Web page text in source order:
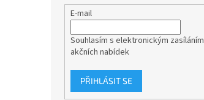
E-mail
Souhlasím s elektronickým zasíláním
akčních nabídek
PŘIHLÁSIT SE